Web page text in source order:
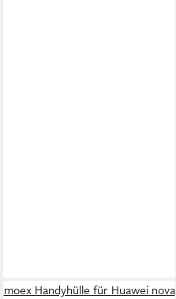
moex Handyhülle für Huawei nova